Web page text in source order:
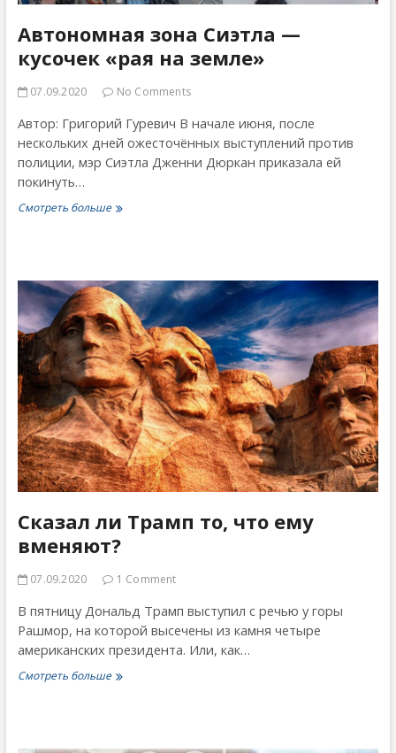
Автономная зона Сиэтла —
кусочек «рая на земле»
07.09.2020 No Comments
Автор: Григорий Гуревич В начале июня, после
нескольких дней ожесточённых выступлений против
полиции, мэр Сиэтла Дженни Дюркан приказала ей
покинуть…
Смотреть большеАвтономная
«рая
на
земле»
Cказал ли Трамп то, что ему
вменяют?
07.09.2020 1 Comment
В пятницу Дональд Трамп выступил с речью у горы
Рашмор, на которой высечены из камня четыре
американских президента. Или, как…
Смотреть большеCказал